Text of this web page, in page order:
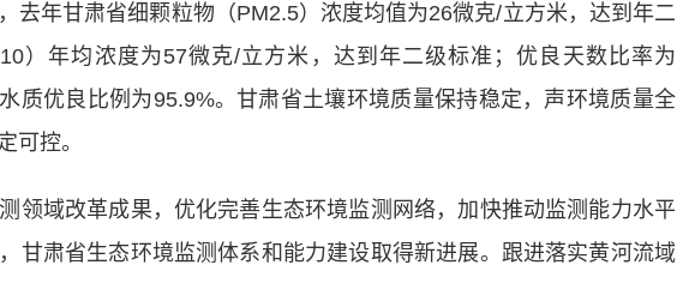
年甘肃省细颗粒物（PM2.5）浓度均值为26微克/立方米，达到年二
）年均浓度为57微克/立方米，达到年二级标准；优良天数比率为
质优良比例为95.9%。甘肃省土壤环境质量保持稳定，声环境质量全
可控。
域改革成果，优化完善生态环境监测网络，加快推动监测能力水平
甘肃省生态环境监测体系和能力建设取得新进展。跟进落实黄河流域